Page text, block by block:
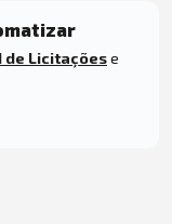
de Licitaçõese